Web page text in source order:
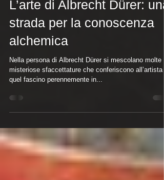
Andrea Pellegrino
1 dic 2017
Tempo di lettura: 6 min
L’arte di Albrecht Dürer: una
strada per la conoscenza
alchemica
Nella persona di Albrecht Dürer si mescolano molte